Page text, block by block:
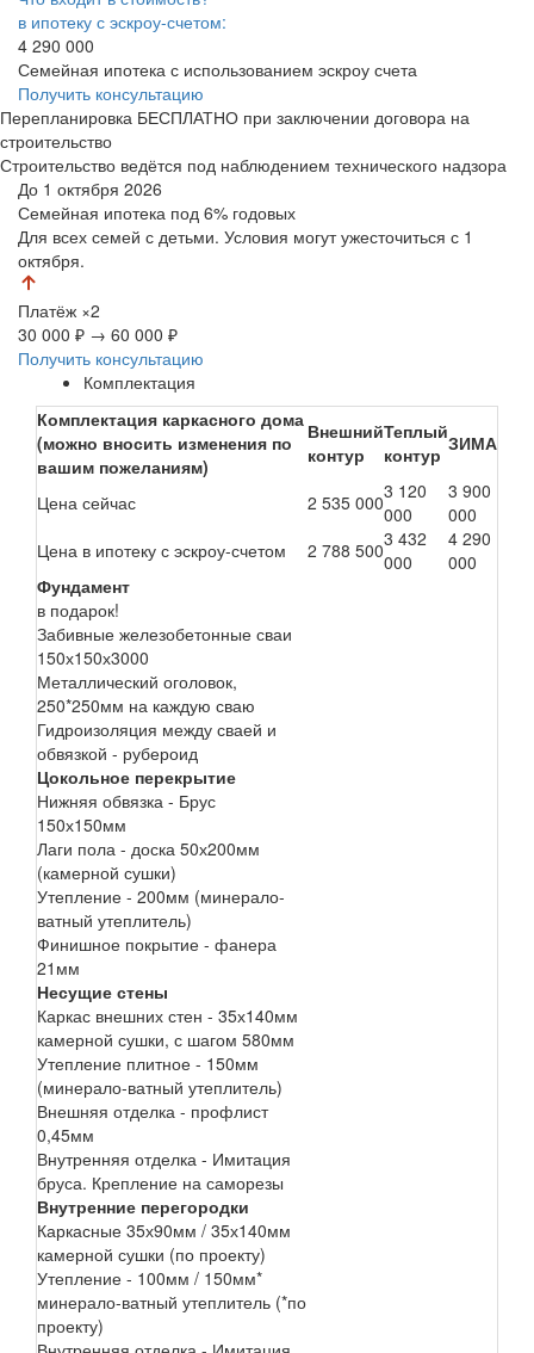
в ипотеку с эскроу-счетом:
4 290 000
Семейная ипотека с использованием эскроу счета
Получить консультацию
Перепланировка БЕСПЛАТНО при заключении договора на
строительство
Строительство ведётся под наблюдением технического надзора
До 1 октября 2026
Семейная ипотека под 6% годовых
Для всех семей с детьми. Условия могут ужесточиться с 1
октября.
Платёж ×2
30 000 ₽ → 60 000 ₽
Получить консультацию
Комплектация
Комплектация каркасного дома
(можно вносить изменения по
вашим пожеланиям)
Внешний
контур
Теплый
контур ЗИМА
Цена сейчас 2 535 0003 120
000
3 900
000
Цена в ипотеку с эскроу-счетом
2 788 5003 432
000
4 290
000
Фундамент
в подарок!
Забивные железобетонные сваи
150х150х3000
Металлический оголовок,
250*250мм на каждую сваю
Гидроизоляция между сваей и
обвязкой - рубероид
Цокольное перекрытие
Нижняя обвязка - Брус
150х150мм
Лаги пола - доска 50х200мм
(камерной сушки)
Утепление - 200мм (минерало-
ватный утеплитель)
Финишное покрытие - фанера
21мм
Несущие стены
Каркас внешних стен - 35х140мм
камерной сушки, с шагом 580мм
Утепление плитное - 150мм
(минерало-ватный утеплитель)
Внешняя отделка - профлист
0,45мм
Внутренняя отделка - Имитация
бруса. Крепление на саморезы
Внутренние перегородки
Каркасные 35х90мм / 35х140мм
камерной сушки (по проекту)
Утепление - 100мм / 150мм*
минерало-ватный утеплитель (*по
проекту)